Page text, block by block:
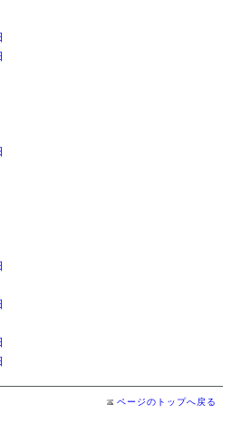
ページのトップへ戻る